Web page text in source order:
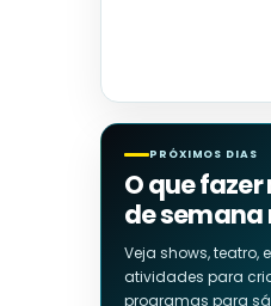
PRÓXIMOS DIAS
O que
de semana
Veja shows, teatro,
atividades para
programas para